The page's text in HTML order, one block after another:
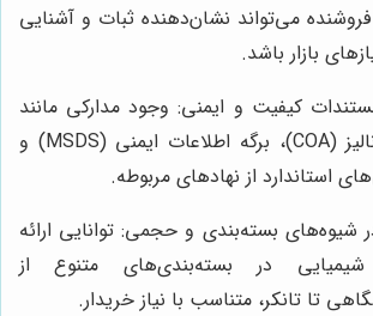
می‌تواند نشان‌دهنده ثبات و آشنایی
بازار باشد.
کیفیت و ایمنی: وجود مدارکی مانند
برگه آنالیز (COA)، برگه اطلاعات ایمنی (MSDS) و
استاندارد از نهادهای مربوطه.
شیوه‌های بسته‌بندی و حجمی: توانایی ارائه
در بسته‌بندی‌های متنوع از
تا تانکر، متناسب با نیاز خریدار.